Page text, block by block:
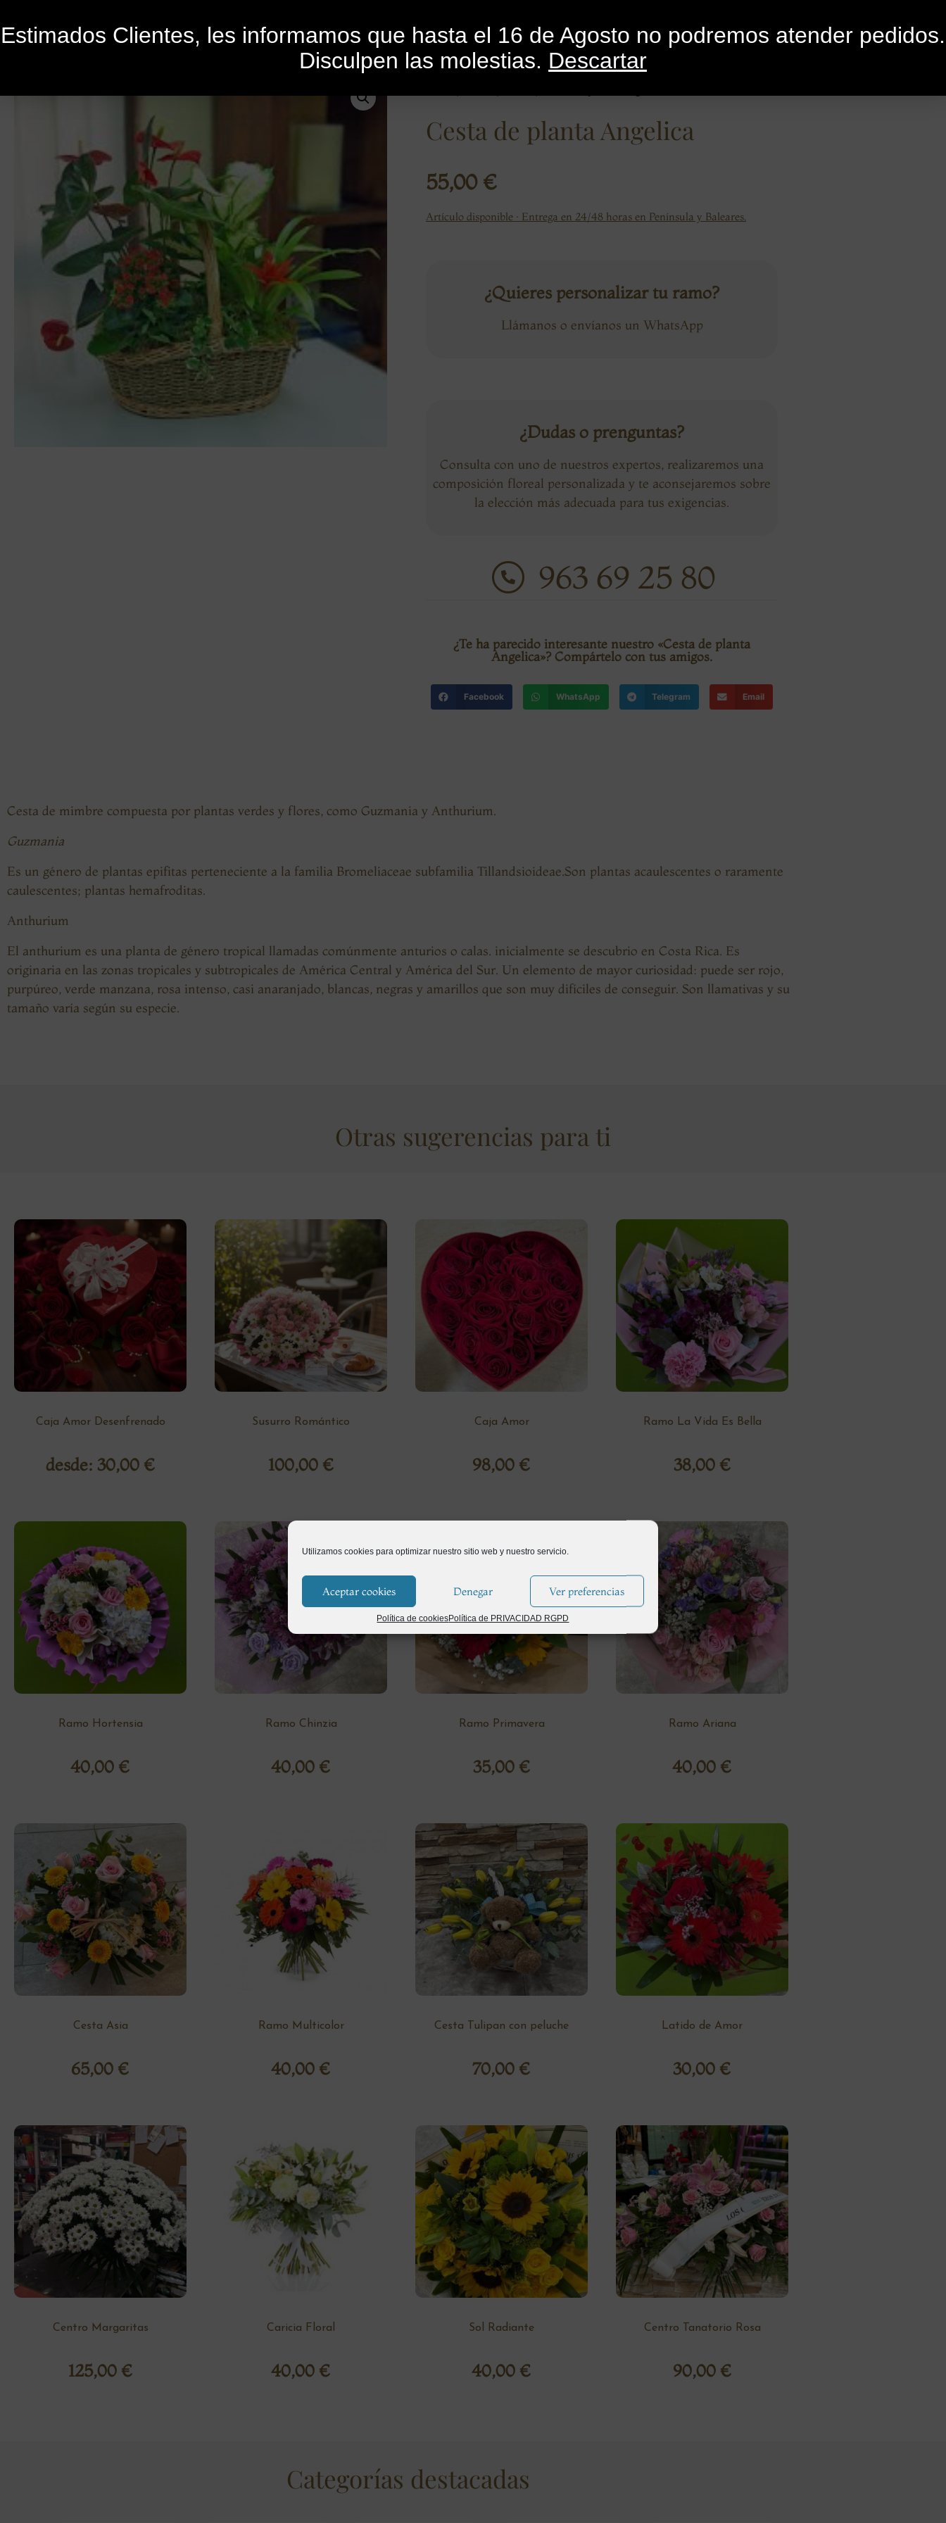
Utilizamos cookies para optimizar nuestro sitio web y nuestro servicio.
Aceptar cookies Denegar Ver preferencias
Política de cookiesPolítica de PRIVACIDAD RGPD
Estimados Clientes, les informamos que hasta el 16 de Agosto no podremos atender pedidos.
Disculpen las molestias. Descartar
Cesta de planta Angelica
55,00 €
Artículo disponible · Entrega en 24/48 horas en Península y Baleares.
¿Quieres personalizar tu ramo?
Llámanos o envíanos un WhatsApp
¿Dudas o prenguntas?
Consulta con uno de nuestros expertos, realizaremos una
composición floreal personalizada y te aconsejaremos sobre
la elección más adecuada para tus exigencias.
963 69 25 80
¿Te ha parecido interesante nuestro «Cesta de planta
Angelica»? Compártelo con tus amigos.
Facebook WhatsApp Telegram Email
Cesta de mimbre compuesta por plantas verdes y flores, como Guzmania y Anthurium.
Guzmania
Es un género de plantas epifitas perteneciente a la familia Bromeliaceae subfamilia Tillandsioideae.Son plantas acaulescentes o raramente
caulescentes; plantas hemafroditas.
Anthurium
El anthurium es una planta de género tropical llamadas comúnmente anturios o calas. inicialmente se descubrio en Costa Rica. Es
originaria en las zonas tropicales y subtropicales de América Central y América del Sur. Un elemento de mayor curiosidad: puede ser rojo,
purpúreo, verde manzana, rosa intenso, casi anaranjado, blancas, negras y amarillos que son muy difíciles de conseguir. Son llamativas y su
tamaño varía según su especie.
Otras sugerencias para ti
Caja Amor Desenfrenado
desde: 30,00 €
Susurro Romántico
100,00 €
Caja Amor
98,00 €
Ramo La Vida Es Bella
38,00 €
Ramo Hortensia
40,00 €
Ramo Chinzia
40,00 €
Ramo Primavera
35,00 €
Ramo Ariana
40,00 €
Cesta Asia
65,00 €
Ramo Multicolor
40,00 €
Cesta Tulipan con peluche
70,00 €
Latido de Amor
30,00 €
Centro Margaritas
125,00 €
Caricia Floral
40,00 €
Sol Radiante
40,00 €
Centro Tanatorio Rosa
90,00 €
Categorías destacadas